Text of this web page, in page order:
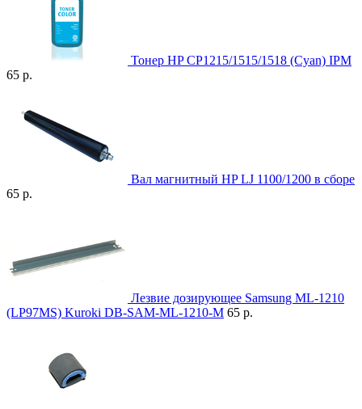
Тонер HP CP1215/1515/1518 (Cyan) IPM
65 р.
Вал магнитный HP LJ 1100/1200 в сборе
65 р.
Лезвие дозирующее Samsung ML-1210
(LP97MS) Kuroki DB-SAM-ML-1210-M 65 р.